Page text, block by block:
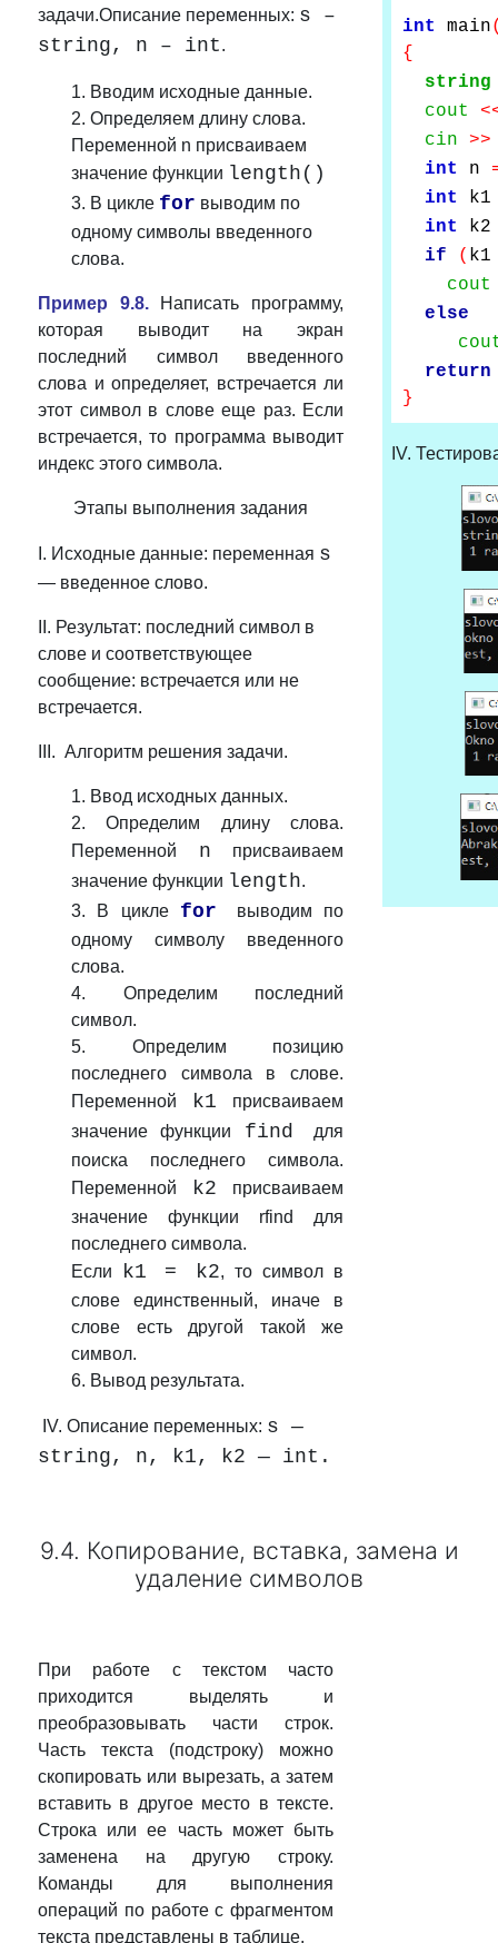
задачи.Описание переменных: s –
string, n – int.
1. Вводим исходные данные.
2. Определяем длину слова.
Переменной n присваиваем
значение функции length()
3. В цикле for выводим по
одному символы введенного
слова.
Пример 9.8. Написать программу,
которая выводит на экран
последний символ введенного
слова и определяет, встречается ли
этот символ в слове еще раз. Если
встречается, то программа выводит
индекс этого символа.
Этапы выполнения задания
I. Исходные данные: переменная s
— введенное слово.
II. Результат: последний символ в
слове и соответствующее
сообщение: встречается или не
встречается.
III. Алгоритм решения задачи.
1. Ввод исходных данных.
2.Определим длину слова.
Переменной n присваиваем
значение функции length.
3. В цикле for
выводим по
одному символу введенного
слова.
4. Определим последний
символ.
5. Определим позицию
последнего символа в слове.
Переменной
k1 присваиваем
значение функции findдля
поиска последнего символа.
Переменной
k2 присваиваем
значение функции rfind для
последнего символа.
Если
k1 = k2, то символ в
слове единственный, иначе в
слове есть другой такой же
символ.
6. Вывод результата.
IV. Описание переменных: s —
string, n, k1, k2 — int.
int main
{
string
cout
cin
>>
int
n
int
int
if
(
cout
else
return
}
IV.
9.4. Копирование, вставка, замена и
удаление символов
При работе с текстом часто
приходится выделять и
преобразовывать части строк.
Часть текста (подстроку) можно
скопировать или вырезать, а затем
вставить в другое место в тексте.
Строка или ее часть может быть
заменена на другую строку.
Команды для выполнения
операций по работе с фрагментом
текста представлены в таблице.